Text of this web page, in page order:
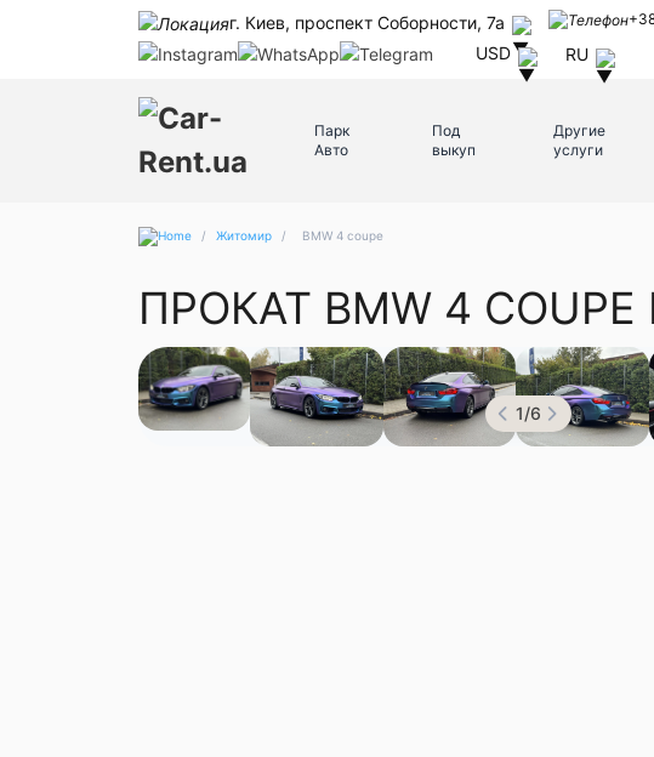
г. Киев, проспект Соборности, 7а
USD RU
Парк
Авто
Под
выкуп
Другие
услуги
/ Житомир / BMW 4 coupe
ПРОКАТ BMW 4
1/6